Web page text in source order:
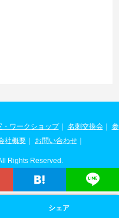
・ワークショップ｜ 名刺交換会｜ 参
社概要 お問い合わせ
Rights Reserved.
シェア